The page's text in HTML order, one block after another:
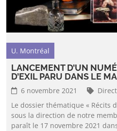
U. Montréal
LANCEMENT D’UN
D’EXIL PARU DANS LE
6 novembre 2021
Le dossier thématique « Récits
sous la direction de notre
paraît le 17 novembre 2021